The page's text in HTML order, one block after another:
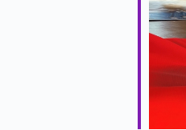
Office 365